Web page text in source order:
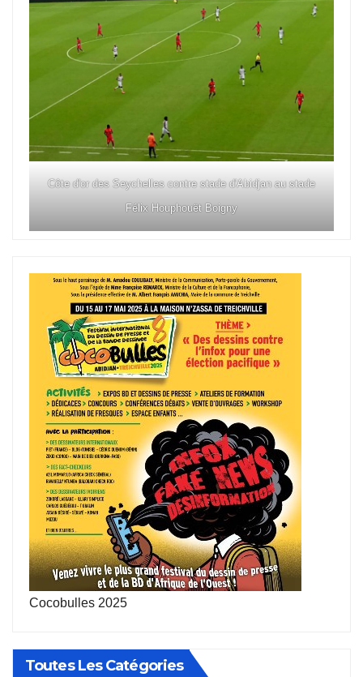
Côte d'or des Seychelles contre stade d'Abidjan au stade
Félix Houphouët Boigny
Cocobulles 2025
Toutes Les Catégories